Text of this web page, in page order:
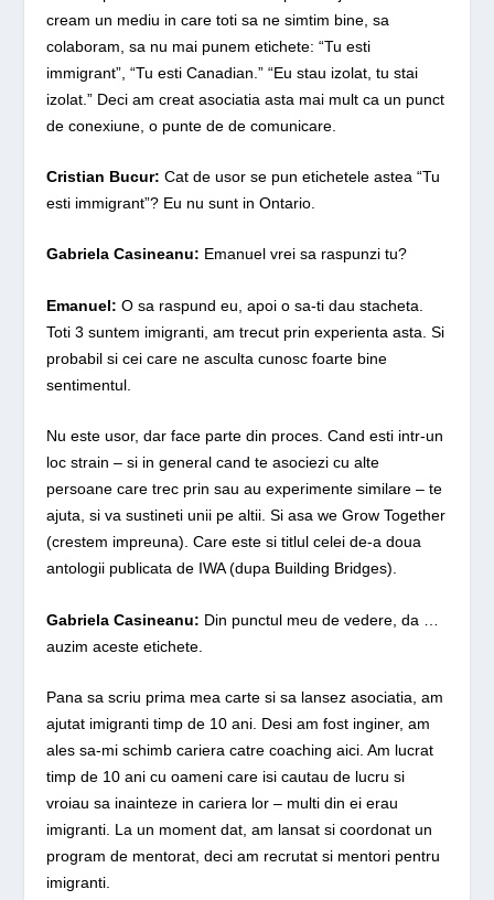
cream un mediu in care toti sa ne simtim bine, sa
colaboram, sa nu mai punem etichete: “Tu esti
immigrant”, “Tu esti Canadian.” “Eu stau izolat, tu stai
izolat.” Deci am creat asociatia asta mai mult ca un punct
de conexiune, o punte de de comunicare.
Cristian Bucur: Cat de usor se pun etichetele astea “Tu
esti immigrant”? Eu nu sunt in Ontario.
Gabriela Casineanu: Emanuel vrei sa raspunzi tu?
Emanuel:O sa raspund eu, apoi o sa-ti dau stacheta.
Toti 3 suntem imigranti, am trecut prin experienta asta. Si
probabil si cei care ne asculta cunosc foarte bine
sentimentul.
Nu este usor, dar face parte din proces. Cand esti intr-un
loc strain – si in general cand te asociezi cu alte
persoane care trec prin sau au experimente similare – te
ajuta, si va sustineti unii pe altii. Si asawe Grow Together
(crestem impreuna). Care este si titlul celei de-a doua
antologii publicata de IWA (dupa Building Bridges).
Gabriela Casineanu: Din punctul meu de vedere, da …
auzim aceste etichete.
Pana sa scriu prima mea carte si sa lansez asociatia, am
ajutat imigranti timp de 10 ani. Desi am fost inginer, am
ales sa-mi schimb cariera catre coaching aici. Am lucrat
timp de 10 ani cu oameni care isi cautau de lucru si
vroiau sa inainteze in cariera lor – multi din ei erau
imigranti. La un moment dat, am lansat si coordonat un
program de mentorat, deci am recrutat si mentori pentru
imigranti.